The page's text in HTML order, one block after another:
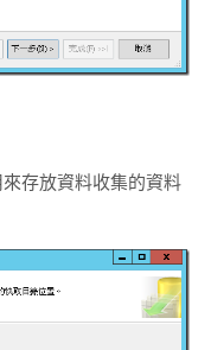
存放資料收集的資料